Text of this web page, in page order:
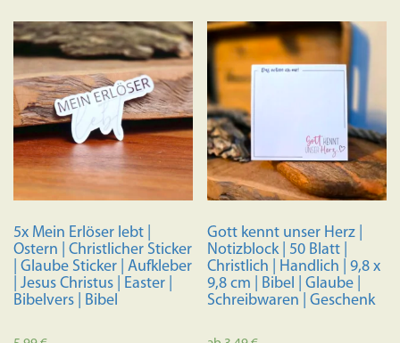
5x Mein Erlöser lebt |
Ostern | Christlicher Sticker
| Glaube Sticker | Aufkleber
| Jesus Christus | Easter |
Bibelvers | Bibel
Gott kennt unser Herz |
Notizblock | 50 Blatt |
Christlich | Handlich | 9,8 x
9,8 cm | Bibel | Glaube |
Schreibwaren | Geschenk